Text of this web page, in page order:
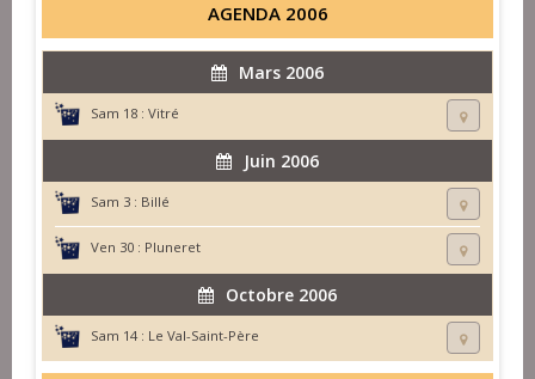
AGENDA 2006
Mars 2006
Sam 18 : Vitré
Juin 2006
Sam 3 : Billé
Ven 30 : Pluneret
Octobre 2006
Sam 14 : Le Val-Saint-Père